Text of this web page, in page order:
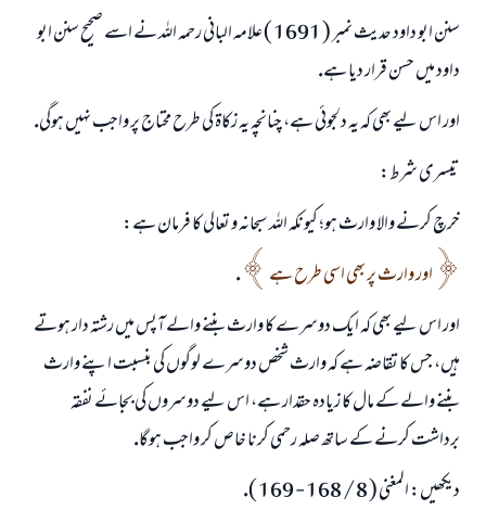
سنن ابو داود حديث نمبر ( 1691 ) علامہ البانى رحمہ اللہ نے اسے صحيح سنن ابو
داود ميں حسن قرار ديا ہے.
اور اس ليے بھى كہ يہ دلجوئى ہے، چنانچہ يہ زكاۃ كى طرح محتاج پر واجب نہيں ہوگى.
تيسرى شرط:
خرچ كرنے والا وارث ہو؛ كيونكہ اللہ سبحانہ و تعالى كا فرمان ہے:
اور وارث پر بھى اسى طرح ہے
.
اور اس ليے بھى كہ ايك دوسرے كا وارث بننے والے آپس ميں رشتہ دار ہوتے
ہيں، جس كا تقاضہ ہے كہ وارث شخص دوسرے لوگوں كى بنسبت اپنے وارث
بننے والے كے مال كا زيادہ حقدار ہے، اس ليے دوسروں كى بجائے نفقہ
برداشت كرنے كے ساتھ صلہ رحمى كرنا خاص كر واجب ہوگا.
ديكھيں: المغنى ( 8 / 168 - 169 ).